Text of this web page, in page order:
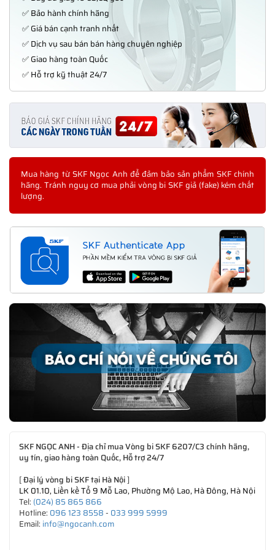
✅ Bảo hành chính hãng
✅ Giá bán cạnh tranh nhất
✅ Dịch vụ sau bán bán hàng chuyên nghiệp
✅ Giao hàng toàn Quốc
✅ Hỗ trợ kỹ thuật 24/7
Mua hàng từ SKF Ngọc Anh để đảm bảo sản phẩm SKF chính
hãng. Tránh nguy cơ mua phải vòng bi SKF giả (fake) kém chất
lượng.
SKF NGỌC ANH - Địa chỉ mua Vòng bi SKF 6207/C3 chính hãng,
uy tín, giao hàng toàn Quốc, Hỗ trợ 24/7
[Đại lý vòng bi SKF tại Hà Nội]
LK 01.10, Liền kề Tổ 9 Mỗ Lao, Phường Mộ Lao, Hà Đông, Hà Nội
Tel: (024) 85 865 866
Hotline: 096 123 8558- 033 999 5999
Email: info@ngocanh.com